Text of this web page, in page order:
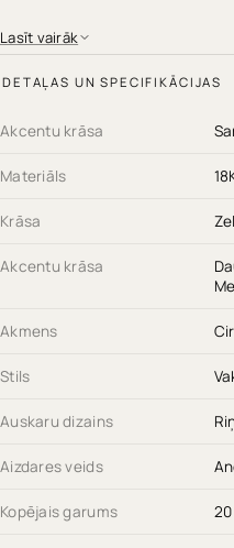
Izvēlies savas iecienītākās krāsas
medicīniskā zelta jau šodien –
Lasīt vairāk
DETAĻAS UN SPECIFIKĀCIJAS
Akcentu krāsa
Materiāls
Krāsa
Akcentu krāsa
Akmens
Stils
Auskaru dizains
Aizdares veids
Kopējais garums